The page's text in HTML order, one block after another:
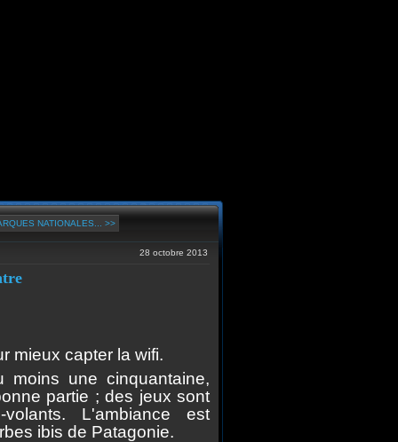
NATIONALES... >>
28 octobre 2013
mieux capter la wifi.
moins une cinquantaine,
partie ; des jeux sont
L'ambiance est
ibis de Patagonie.